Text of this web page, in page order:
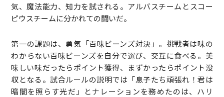
気、魔法能力、知力を試される。アルバスチームとスコー
ピウスチームに分かれての闘いだ。
第一の課題は、勇気「百味ビーンズ対決」。挑戦者は味の
わからない百味ビーンズを自分で選び、交互に食べる。美
味しい味だったらポイント獲得、まずかったらポイント没
収となる。試合ルールの説明では「息子たち頑張れ！君は
暗闇を照らす光だ」とナレーションを務めたのは、ハリ